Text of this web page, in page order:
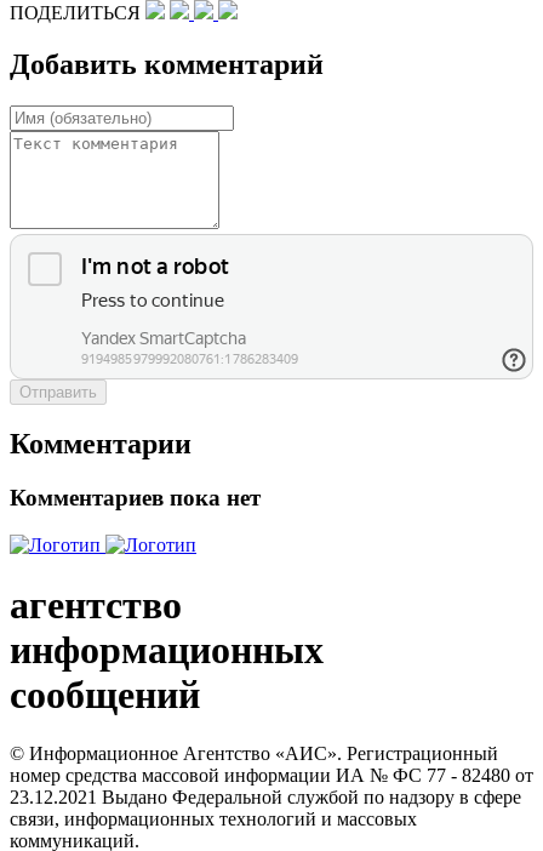
ПОДЕЛИТЬСЯ
Добавить комментарий
Отправить
Комментарии
Комментариев пока нет
агентство
информационных
сообщений
© Информационное Агентство «АИС». Регистрационный
номер средства массовой информации ИА № ФС 77 - 82480 от
23.12.2021 Выдано Федеральной службой по надзору в сфере
связи, информационных технологий и массовых
коммуникаций.